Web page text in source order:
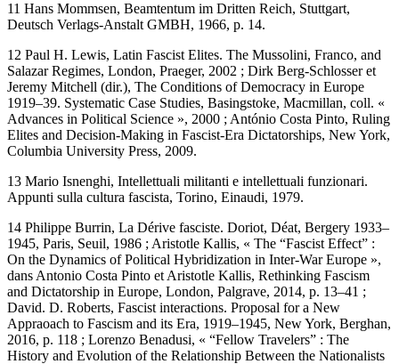
11 Hans Mommsen, Beamtentum im Dritten Reich, Stuttgart,
Deutsch Verlags-Anstalt GMBH, 1966, p. 14.
12 Paul H. Lewis, Latin Fascist Elites. The Mussolini, Franco, and
Salazar Regimes, London, Praeger, 2002 ; Dirk Berg-Schlosser et
Jeremy Mitchell (dir.), The Conditions of Democracy in Europe
1919–39. Systematic Case Studies, Basingstoke, Macmillan, coll. «
Advances in Political Science », 2000 ; António Costa Pinto, Ruling
Elites and Decision-Making in Fascist-Era Dictatorships, New York,
Columbia University Press, 2009.
13 Mario Isnenghi, Intellettuali militanti e intellettuali funzionari.
Appunti sulla cultura fascista, Torino, Einaudi, 1979.
14 Philippe Burrin, La Dérive fasciste. Doriot, Déat, Bergery 1933–
1945, Paris, Seuil, 1986 ; Aristotle Kallis, « The “Fascist Effect” :
On the Dynamics of Political Hybridization in Inter-War Europe »,
dans Antonio Costa Pinto et Aristotle Kallis, Rethinking Fascism
and Dictatorship in Europe, London, Palgrave, 2014, p. 13–41 ;
David. D. Roberts, Fascist interactions. Proposal for a New
Appraoach to Fascism and its Era, 1919–1945, New York, Berghan,
2016, p. 118 ; Lorenzo Benadusi, « “Fellow Travelers” : The
History and Evolution of the Relationship Between the Nationalists